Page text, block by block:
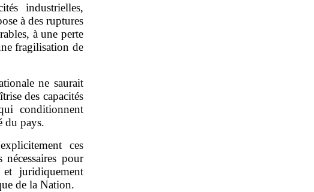
industrielles,
à des ruptures
à une perte
fragilisation de
ne saurait
des capacités
conditionnent
du pays.
ces
pour
juridiquement
de la Nation.